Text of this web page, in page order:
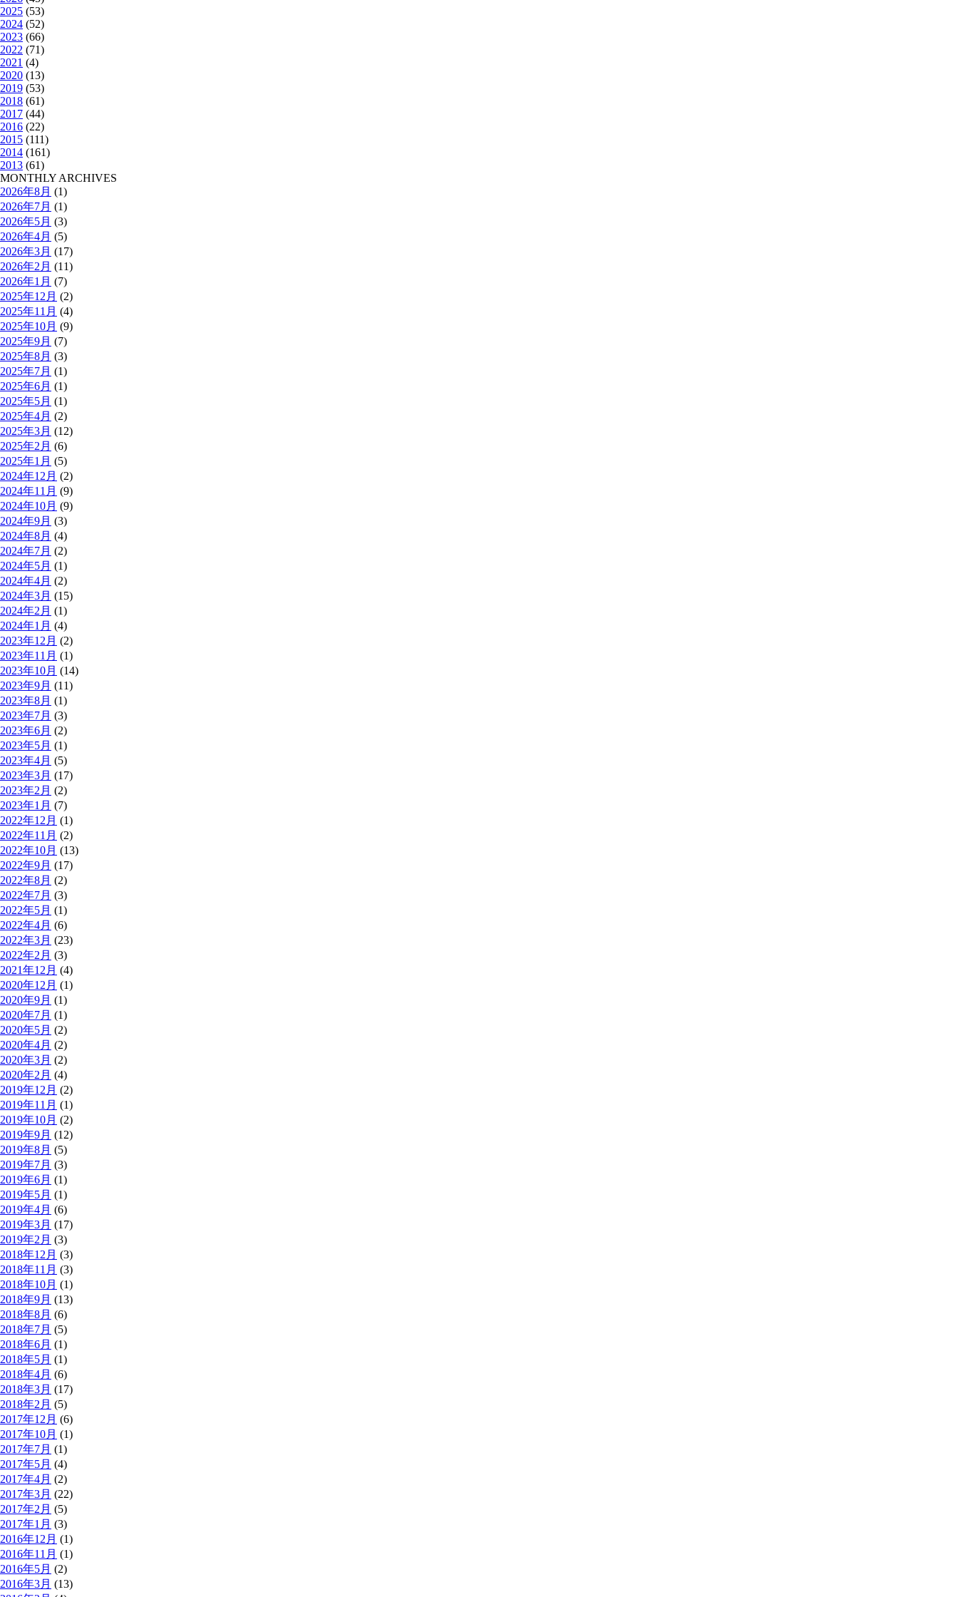
2025 (53)
2024 (52)
2023 (66)
2022 (71)
2021 (4)
2020 (13)
2019 (53)
2018 (61)
2017 (44)
2016 (22)
2015 (111)
2014 (161)
2013 (61)
MONTHLY ARCHIVES
2026年8月 (1)
2026年7月 (1)
2026年5月 (3)
2026年4月 (5)
2026年3月 (17)
2026年2月 (11)
2026年1月 (7)
2025年12月 (2)
2025年11月 (4)
2025年10月 (9)
2025年9月 (7)
2025年8月 (3)
2025年7月 (1)
2025年6月 (1)
2025年5月 (1)
2025年4月 (2)
2025年3月 (12)
2025年2月 (6)
2025年1月 (5)
2024年12月 (2)
2024年11月 (9)
2024年10月 (9)
2024年9月 (3)
2024年8月 (4)
2024年7月 (2)
2024年5月 (1)
2024年4月 (2)
2024年3月 (15)
2024年2月 (1)
2024年1月 (4)
2023年12月 (2)
2023年11月 (1)
2023年10月 (14)
2023年9月 (11)
2023年8月 (1)
2023年7月 (3)
2023年6月 (2)
2023年5月 (1)
2023年4月 (5)
2023年3月 (17)
2023年2月 (2)
2023年1月 (7)
2022年12月 (1)
2022年11月 (2)
2022年10月 (13)
2022年9月 (17)
2022年8月 (2)
2022年7月 (3)
2022年5月 (1)
2022年4月 (6)
2022年3月 (23)
2022年2月 (3)
2021年12月 (4)
2020年12月 (1)
2020年9月 (1)
2020年7月 (1)
2020年5月 (2)
2020年4月 (2)
2020年3月 (2)
2020年2月 (4)
2019年12月 (2)
2019年11月 (1)
2019年10月 (2)
2019年9月 (12)
2019年8月 (5)
2019年7月 (3)
2019年6月 (1)
2019年5月 (1)
2019年4月 (6)
2019年3月 (17)
2019年2月 (3)
2018年12月 (3)
2018年11月 (3)
2018年10月 (1)
2018年9月 (13)
2018年8月 (6)
2018年7月 (5)
2018年6月 (1)
2018年5月 (1)
2018年4月 (6)
2018年3月 (17)
2018年2月 (5)
2017年12月 (6)
2017年10月 (1)
2017年7月 (1)
2017年5月 (4)
2017年4月 (2)
2017年3月 (22)
2017年2月 (5)
2017年1月 (3)
2016年12月 (1)
2016年11月 (1)
2016年5月 (2)
2016年3月 (13)